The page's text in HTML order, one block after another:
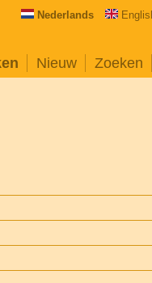
Nederlands
Nieuw Zoeken